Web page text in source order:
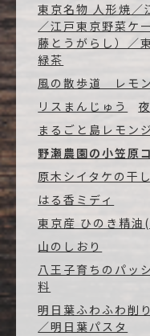
東京名物 人形焼／
／江戸東京野菜ケ
藤とうがらし）／
緑茶
風の散歩道 レモ
リスまんじゅう
まるごと島レモン
野瀬農園の小笠原
原木シイタケの干
はる香ミディ
東京産 ひのき精油
山のしおり
八王子育ちのパッ
料
明日葉ふわふわ削
／明日葉パスタ